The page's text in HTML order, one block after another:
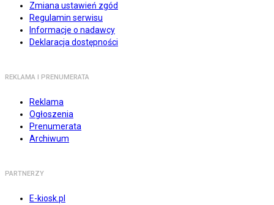
Zmiana ustawień zgód
Regulamin serwisu
Informacje o nadawcy
Deklaracja dostępności
REKLAMA I PRENUMERATA
Reklama
Ogłoszenia
Prenumerata
Archiwum
PARTNERZY
E-kiosk.pl